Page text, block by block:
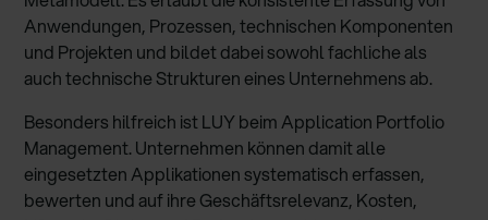
Anwendungen, Prozessen, technischen Komponenten
und Projekten und bildet dabei sowohl fachliche als
auch technische Strukturen eines Unternehmens ab.
Besonders hilfreich ist LUY beim Application Portfolio
Management. Unternehmen können damit alle
eingesetzten Applikationen systematisch erfassen,
bewerten und auf ihre Geschäftsrelevanz, Kosten,